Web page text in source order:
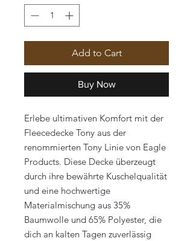
Add to Cart
Buy Now
Erlebe ultimativen Komfort mit der
Fleecedecke Tony aus der
renommierten Tony Linie von Eagle
Products. Diese Decke überzeugt
durch ihre bewährte Kuschelqualität
und eine hochwertige
Materialmischung aus 35%
Baumwolle und 65% Polyester, die
dich an kalten Tagen zuverlässig